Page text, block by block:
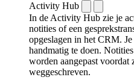
Activity Hub
In de Activity Hub zie je
notities of een
opgeslagen in het CRM.
handmatig te doen.
worden aangepast
weggeschreven.